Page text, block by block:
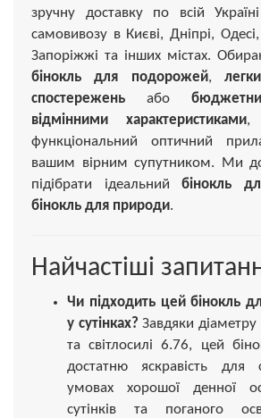
зручну доставку по всій
самовивозу в Києві, Дніпрі,
Запоріжжі та інших містах.
бінокль для подорожей,
спостережень або
відмінними характеристиками,
функціональний оптичний
вашим вірним супутником. Ми
підібрати ідеальнийбінокль
бінокль для природи.
Найчастіші
Чи підходить цей бінокль
у сутінках? Завдяки
та світлосилі 6.76, цей
достатню яскравість для
умовах хорошої денної
сутінків та поганого